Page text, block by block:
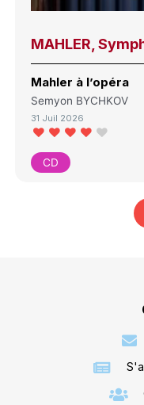
MAHLER,
Mahler à l’opéra
Semyon BYCHKOV
31 Juil 2026
CD